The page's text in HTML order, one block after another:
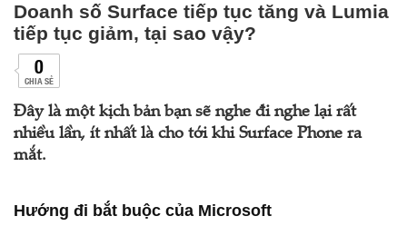
Doanh số Surface tiếp tục tăng và Lumia
tiếp tục giảm, tại sao vậy?
0
CHIA SẺ
Đây là một kịch bản bạn sẽ nghe đi nghe lại rất
nhiều lần, ít nhất là cho tới khi Surface Phone ra
mắt.
Hướng đi bắt buộc của Microsoft